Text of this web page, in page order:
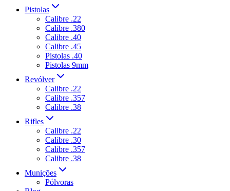
Pistolas
Calibre .22
Calibre .380
Calibre .40
Calibre .45
Pistolas .40
Pistolas 9mm
Revólver
Calibre .22
Calibre .357
Calibre .38
Rifles
Calibre .22
Calibre .30
Calibre .357
Calibre .38
Munições
Pólvoras